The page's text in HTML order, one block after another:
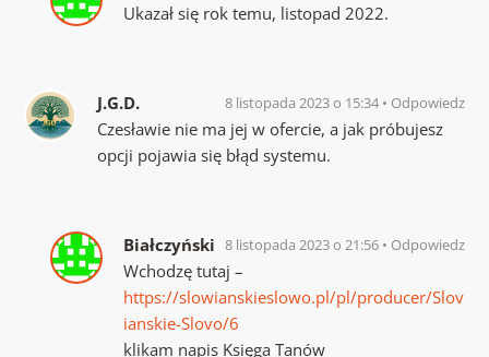
Ukazał się rok temu, listopad 2022.
J.G.D. 8 listopada 2023 o 15:34 Odpowiedz
Czesławie nie ma jej w ofercie, a jak próbujesz
opcji pojawia się błąd systemu.
Białczyński 8 listopada 2023 o 21:56 Odpowiedz
Wchodzę tutaj –
https://slowianskieslowo.pl/pl/producer/Slov
ianskie-Slovo/6
klikam napis Księga Tanów